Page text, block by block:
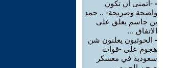
- -أتمنى أن تكون
واضحة وصريحة- .. حمد
بن جاسم يعلق على
الاتفاق ...
- الحوثيون يعلنون شن
هجوم على -قوات
سعودية في معسكر